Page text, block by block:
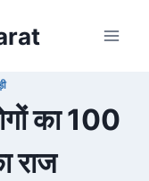
का 100
राज